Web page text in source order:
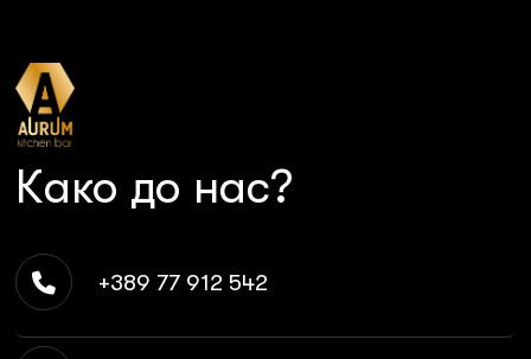
Како до нас?
+389 77 912 542